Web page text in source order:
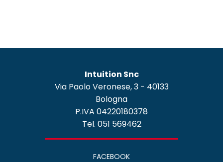
Intuition Snc
Via Paolo Veronese, 3 - 40133
Bologna
P.IVA 04220180378
Tel. 051 569462
FACEBOOK